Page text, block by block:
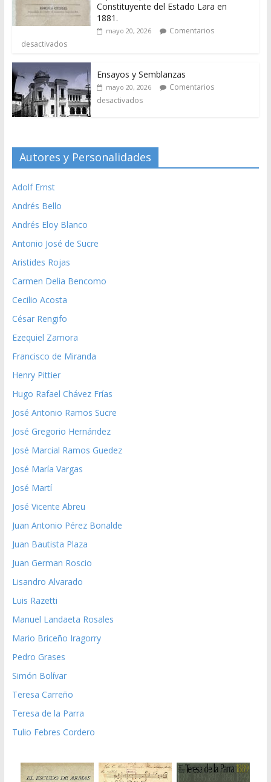
Constituyente del Estado Lara en
1881.
mayo 20, 2026
Comentarios
desactivados
Ensayos y Semblanzas
mayo 20, 2026
Comentarios
desactivados
Autores y Personalidades
Adolf Ernst
Andrés Bello
Andrés Eloy Blanco
Antonio José de Sucre
Aristides Rojas
Carmen Delia Bencomo
Cecilio Acosta
César Rengifo
Ezequiel Zamora
Francisco de Miranda
Henry Pittier
Hugo Rafael Chávez Frías
José Antonio Ramos Sucre
José Gregorio Hernández
José Marcial Ramos Guedez
José María Vargas
José Martí
José Vicente Abreu
Juan Antonio Pérez Bonalde
Juan Bautista Plaza
Juan German Roscio
Lisandro Alvarado
Luis Razetti
Manuel Landaeta Rosales
Mario Briceño Iragorry
Pedro Grases
Simón Bolívar
Teresa Carreño
Teresa de la Parra
Tulio Febres Cordero